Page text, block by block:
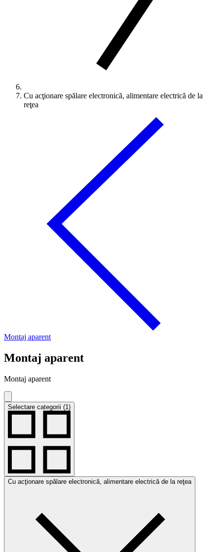
Cu acţionare spălare electronică, alimentare electrică de la
reţea
Montaj aparent
Montaj aparent
Montaj aparent
Selectare categorii (1)
Cu acţionare spălare electronică, alimentare electrică de la reţea